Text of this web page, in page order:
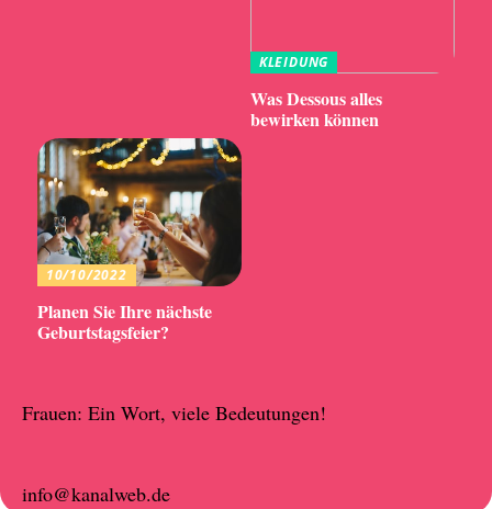
KLEIDUNG
Was Dessous alles
bewirken können
10/10/2022
Planen Sie Ihre nächste
Geburtstagsfeier?
Frauen: Ein Wort, viele Bedeutungen!
info@kanalweb.de